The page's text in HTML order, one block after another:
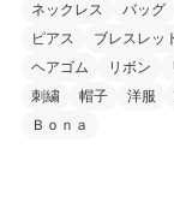
ネックレス
バッグ
ピアス
ブレスレッ
ヘアゴム
リボン
刺繍
帽子 洋服
Ｂｏｎａ